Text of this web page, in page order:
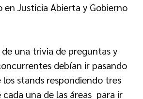
Justicia Abierta y Gobierno
una trivia de preguntas y
debían ir pasando
stands respondiendo tres
una de las áreas para ir